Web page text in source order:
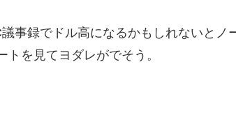
事録でドル高になるかもしれないとノ
を見てヨダレがでそう。